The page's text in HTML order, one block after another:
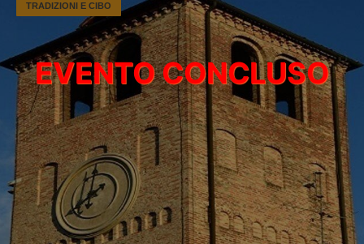
TRADIZIONI E CIBO